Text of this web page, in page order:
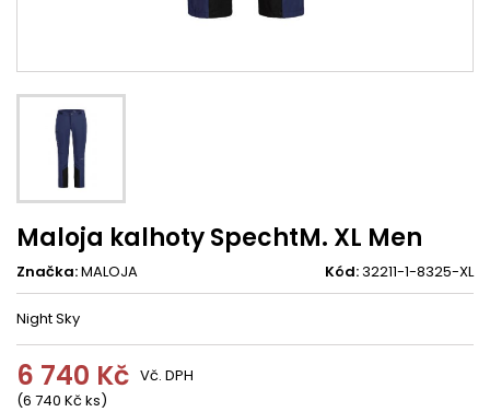
Maloja kalhoty SpechtM. XL Men
Značka:MALOJA Kód:32211-1-8325-XL
Night Sky
6 740 Kč
(6 740 Kč ks)
Vč. DPH